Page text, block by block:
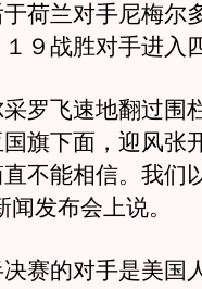
荷兰对手尼梅尔
９战胜对手进入
飞速地翻过围
旗下面，迎风张
不能相信。我们
发布会上说。
的对手是美国